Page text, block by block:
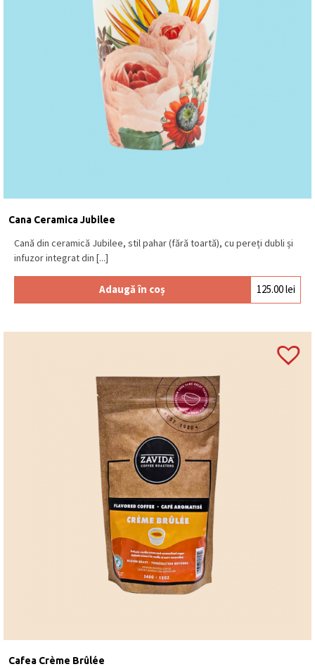
Cana Ceramica Jubilee
Cană din ceramică Jubilee, stil pahar (fără toartă), cu pereți dubli și
infuzor integrat din [...]
Adaugă în coș 125.00lei
Cafea Crème Brûlée